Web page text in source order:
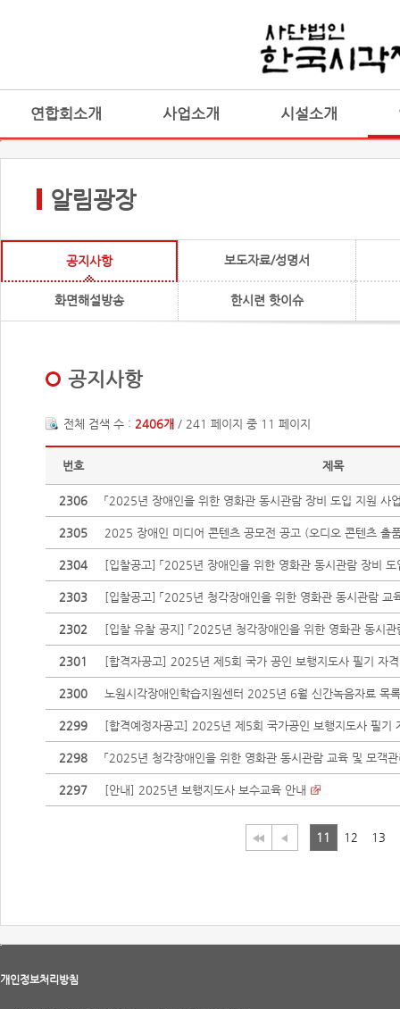
연합회소개 사업소개 시설소개
알림광장
공지사항 보도자료/성명서
화면해설방송 한시련 핫이슈
공지사항
전체 검색 수 : 2406개 / 241 페이지 중 11 페이지
번호 제목
2306 「2025년 장애인을 위한 영화관 동시관람 장비 도입 지원 사
2305 2025 장애인 미디어 콘텐츠 공모전 공고 (오디오 콘텐츠 출
2304 [입찰공고] 「2025년 장애인을 위한 영화관 동시관람 장비 도
2303 [입찰공고] 「2025년 청각장애인을 위한 영화관 동시관람 교
2302 [입찰 유찰 공지] 「2025년 청각장애인을 위한 영화관 동시
2301 [합격자공고] 2025년 제5회 국가 공인 보행지도사 필기 자
2300 노원시각장애인학습지원센터 2025년 6월 신간녹음자료 목
2299 [합격예정자공고] 2025년 제5회 국가공인 보행지도사 필기
2298 「2025년 청각장애인을 위한 영화관 동시관람 교육 및 모객관
2297 [안내] 2025년 보행지도사 보수교육 안내
11 12 13
개인정보처리방침